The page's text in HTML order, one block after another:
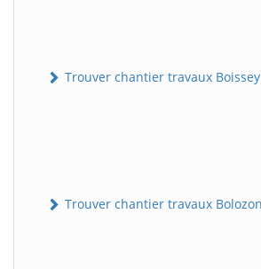
Trouver chantier travaux Boissey
Trouver chantier travaux Bolozon